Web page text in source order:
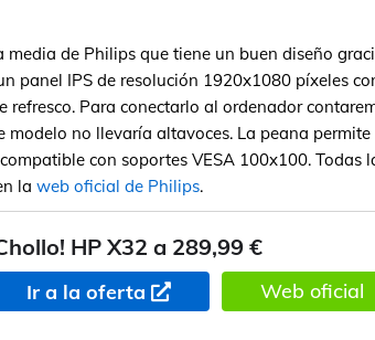
de Philips que tiene un buen diseño
panel IPS de resolución 1920x1080 píxeles
refresco. Para conectarlo al ordenador
modelo no llevaría altavoces. La peana permite
con soportes VESA 100x100. Todas
la web oficial de Philips.
HP X32 a 289,99 €
Ir a la oferta Web oficial